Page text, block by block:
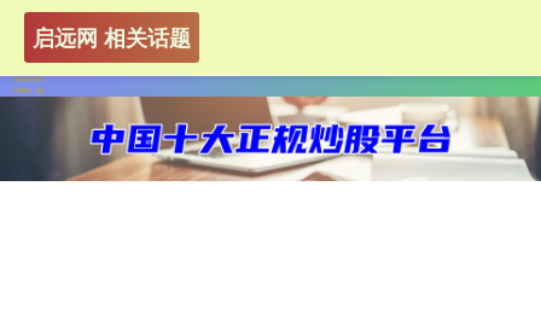
启远网 相关话题